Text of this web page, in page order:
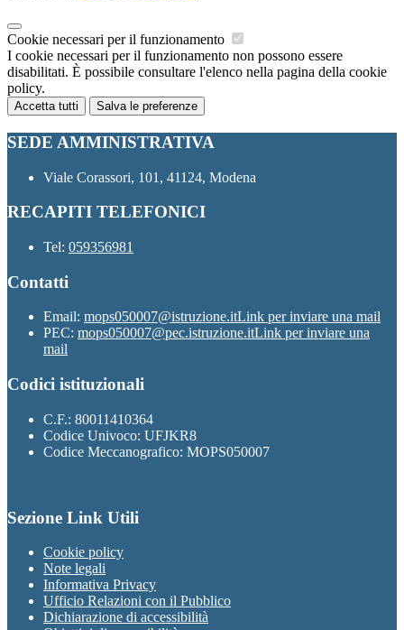
Cookie necessari per il funzionamento
I cookie necessari per il funzionamento non possono essere
disabilitati. È possibile consultare l'elenco nella pagina della cookie
policy.
Accetta tutti Salva le preferenze
SEDE AMMINISTRATIVA
Viale Corassori, 101, 41124, Modena
RECAPITI TELEFONICI
Tel: 059356981
Contatti
Email: mops050007@istruzione.itLink per inviare una mail
PEC: mops050007@pec.istruzione.itLink per inviare una
mail
Codici istituzionali
C.F.: 80011410364
Codice Univoco: UFJKR8
Codice Meccanografico: MOPS050007
Sezione Link Utili
Cookie policy
Note legali
Informativa Privacy
Ufficio Relazioni con il Pubblico
Dichiarazione di accessibilità